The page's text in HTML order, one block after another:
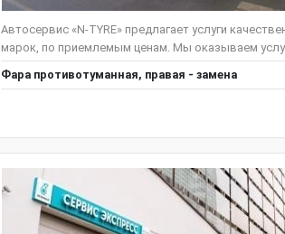
Автосервис «N-TYRE» предлагает услуги
марок, по приемлемым ценам. Мы оказываем
Фара противотуманная, правая - замена